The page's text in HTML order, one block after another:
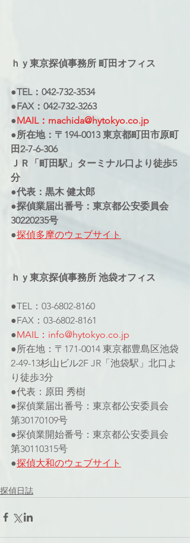
ｈｙ東京探偵事務所 町田オフィス
●TEL：042-732-3534
●FAX：042-732-3263
●MAIL：machida@hytokyo.co.jp
●所在地：〒194-0013 東京都町田市原町
田2-7-6-306
ＪＲ「町田駅」ターミナル口より徒歩5
分
●代表：黒木 健太郎
●探偵業届出番号：東京都公安委員会
30220235号
●探偵多摩のウェブサイト
ｈｙ東京探偵事務所 池袋オフィス
●TEL：03-6802-8160
●FAX：03-6802-8161
●MAIL：info@hytokyo.co.jp
●所在地：〒171-0014 東京都豊島区池袋
2-49-13杉山ビル2F JR「池袋駅」北口よ
り徒歩3分
●代表：原田 秀樹
●探偵業届出番号：東京都公安委員会
第30170109号
●探偵業開始番号：東京都公安委員会
第30110315号
●探偵大和のウェブサイト
探偵日誌